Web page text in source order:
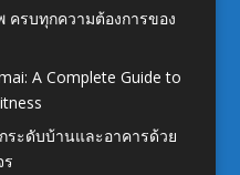
ครบทุกความต้องการของ
A Complete Guide to
ระดับบ้านและอาคารด้วย